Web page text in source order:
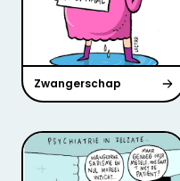
Zwangerschap